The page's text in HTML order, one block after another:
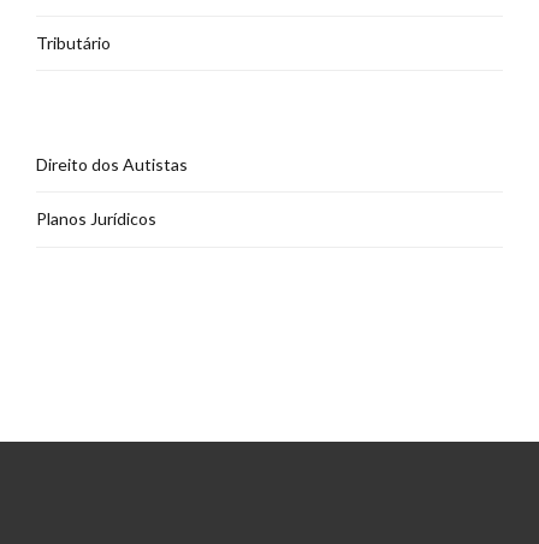
Tributário
Direito dos Autistas
Planos Jurídicos